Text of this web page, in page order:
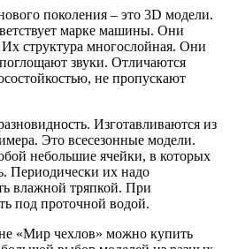
поколения – это 3D модели.
марке машины. Они
структура многослойная. Они
звуки. Отличаются
не пропускают
Изготавливаются из
Это всесезонные модели.
небольшие ячейки, в которых
Периодически их надо
влажной тряпкой. При
под проточной водой.
«Мир чехлов» можно купить